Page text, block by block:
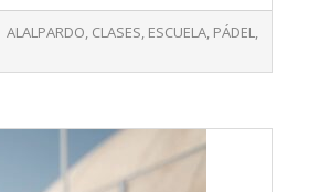
ALALPARDO, CLASES, ESCUELA, PÁDEL,